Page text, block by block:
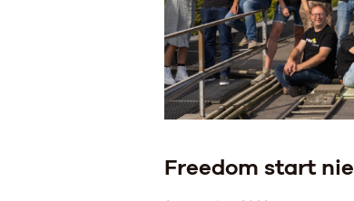
Freedom start